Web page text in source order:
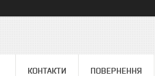
КОНТАКТИ ПОВЕРНЕННЯ